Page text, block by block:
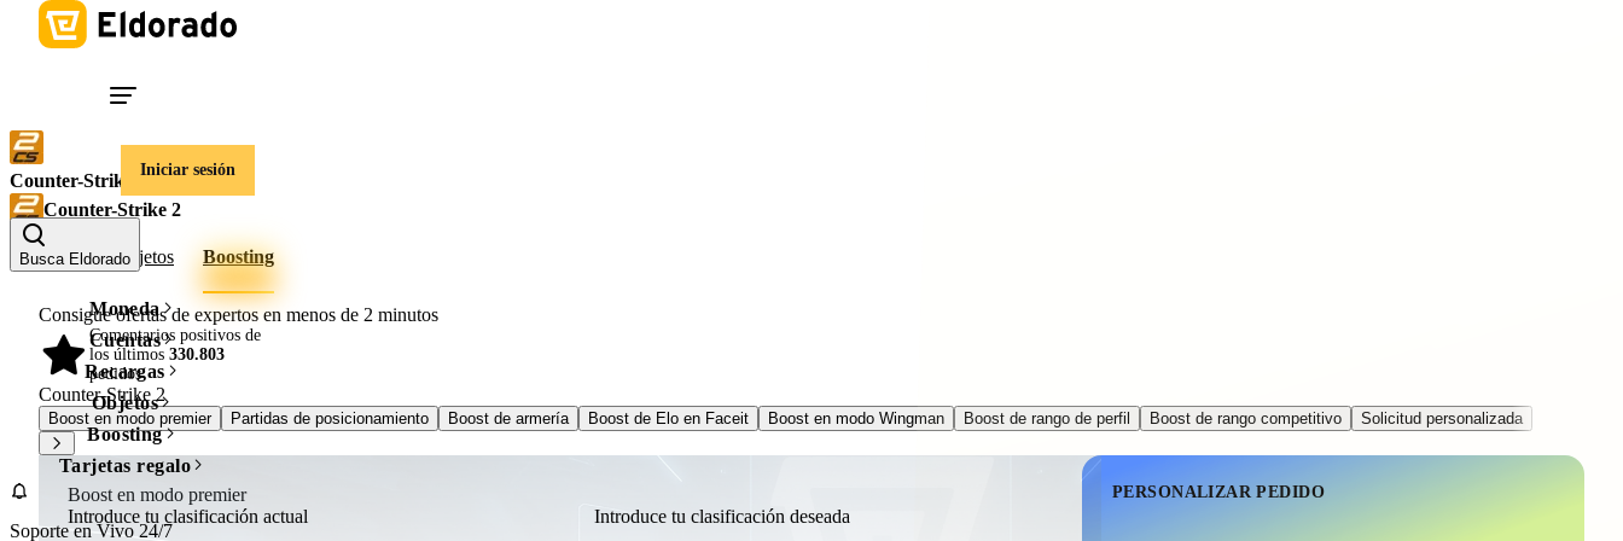
Iniciar sesión
Busca Eldorado
Moneda
Cuentas
Recargas
Objetos
Boosting
Tarjetas regalo
Soporte en Vivo 24/7
Counter-Strike 2
Counter-Strike 2
Cuentas Objetos Boosting
Consigue ofertas de expertos en menos de 2 minutos
Comentarios positivos de
los últimos 330.803
pedidos
Counter-Strike 2
Boost en modo premier Partidas de posicionamiento Boost de armería Boost de Elo en Faceit Boost en modo Wingman Boost de rango de perfil Boost de rango competitivo Solicitud personalizada
Boost en modo premier
Introduce tu clasificación actual
Introduce tu clasificación deseada
PERSONALIZAR PEDIDO